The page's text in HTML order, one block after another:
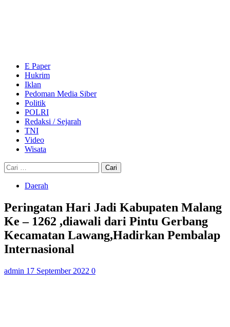
E Paper
Hukrim
Iklan
Pedoman Media Siber
Politik
POLRI
Redaksi / Sejarah
TNI
Video
Wisata
Cari
untuk:
Daerah
Peringatan Hari Jadi Kabupaten Malang
Ke – 1262 ,diawali dari Pintu Gerbang
Kecamatan Lawang,Hadirkan Pembalap
Internasional
admin 17 September 2022 0